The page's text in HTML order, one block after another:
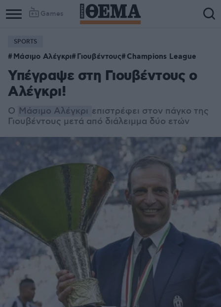
Games
SPORTS
Μάσιμο Αλέγκρι Γιουβέντους Champions League
Υπέγραψε στη Γιουβέντους ο
Αλέγκρι!
Ο Μάσιμο Αλέγκρι επιστρέφει στον πάγκο της
Γιουβέντους μετά από διάλειμμα δύο ετών